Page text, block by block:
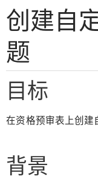
创建自
题
目标
在资格预审表上创建
背景